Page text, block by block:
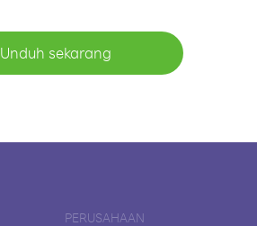
Unduh sekarang
PERUSAHAAN